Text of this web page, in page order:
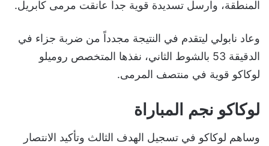
المنطقة، وارسل تسديدة قوية جداً عانقت مرمى كابريل.
وعاد نابولي ليتقدم في النتيجة مجدداً من ضربة جزاء في
الدقيقة 53 بالشوط الثاني، نفذها المتخصص روميلو
لوكاكو قوية في منتصف المرمى.
لوكاكو نجم المباراة
وساهم لوكاكو في تسجيل الهدف الثالث وتأكيد الانتصار